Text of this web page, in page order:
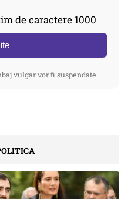
de caractere 1000
vulgar vor fi suspendate